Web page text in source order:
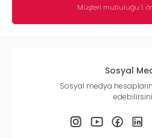
Müşteri mutluluğu 1.
Sosyal
Sosyal medya